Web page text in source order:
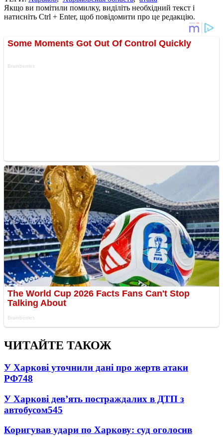
Якщо ви помітили помилку, виділіть необхідний текст і
натисніть Ctrl + Enter, щоб повідомити про це редакцію.
ЧИТАЙТЕ ТАКОЖ
У Харкові уточнили дані про жертв атаки
РФ748
У Харкові дев’ять постраждалих в ДТП з
автобусом545
Коригував удари по Харкову: суд оголосив